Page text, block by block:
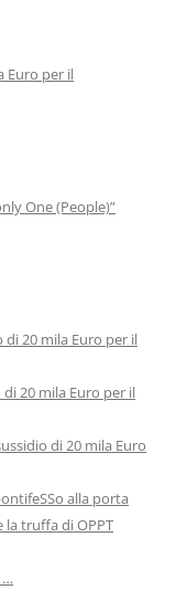
Euro per il
One (People)”
di 20 mila Euro per il
20 mila Euro per il
di 20 mila Euro
alla porta
truffa di OPPT
…